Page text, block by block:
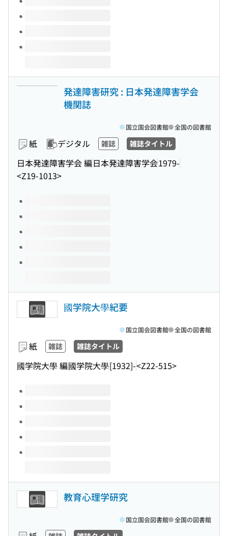
発達障害研究 : 日本発達障害学会
機関誌
紙 デジタル 雑誌 雑誌タイトル
日本発達障害学会 編日本発達障害学会1979-
<Z19-1013>
国立国会図書館 全国の図書館
このタイトルの巻号
國学院大學紀要
紙 雑誌 雑誌タイトル
國学院大學 編國学院大學[1932]-<Z22-515>
国立国会図書館 全国の図書館
このタイトルの巻号
教育心理学研究
国立国会図書館 全国の図書館